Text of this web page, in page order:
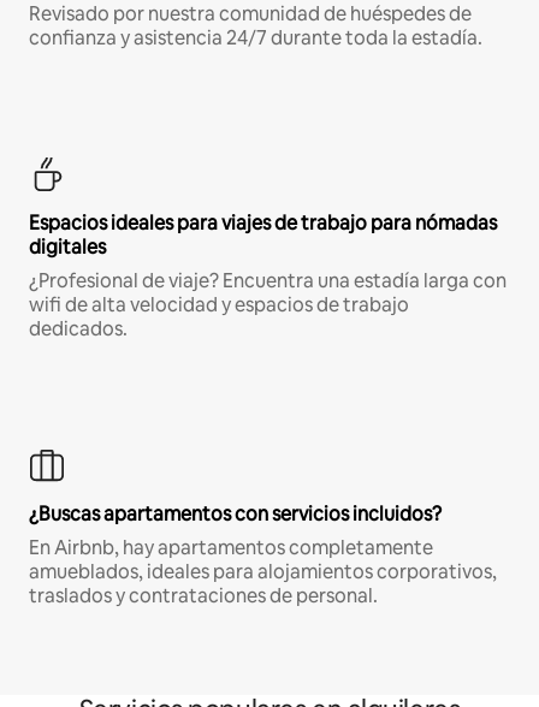
Revisado por nuestra comunidad de huéspedes de
confianza y asistencia 24/7 durante toda la estadía.
Espacios ideales para viajes de trabajo para nómadas
digitales
¿Profesional de viaje? Encuentra una estadía larga con
wifi de alta velocidad y espacios de trabajo
dedicados.
¿Buscas apartamentos con servicios incluidos?
En Airbnb, hay apartamentos completamente
amueblados, ideales para alojamientos corporativos,
traslados y contrataciones de personal.